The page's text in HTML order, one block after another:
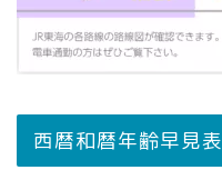
西暦和暦年齢早見表